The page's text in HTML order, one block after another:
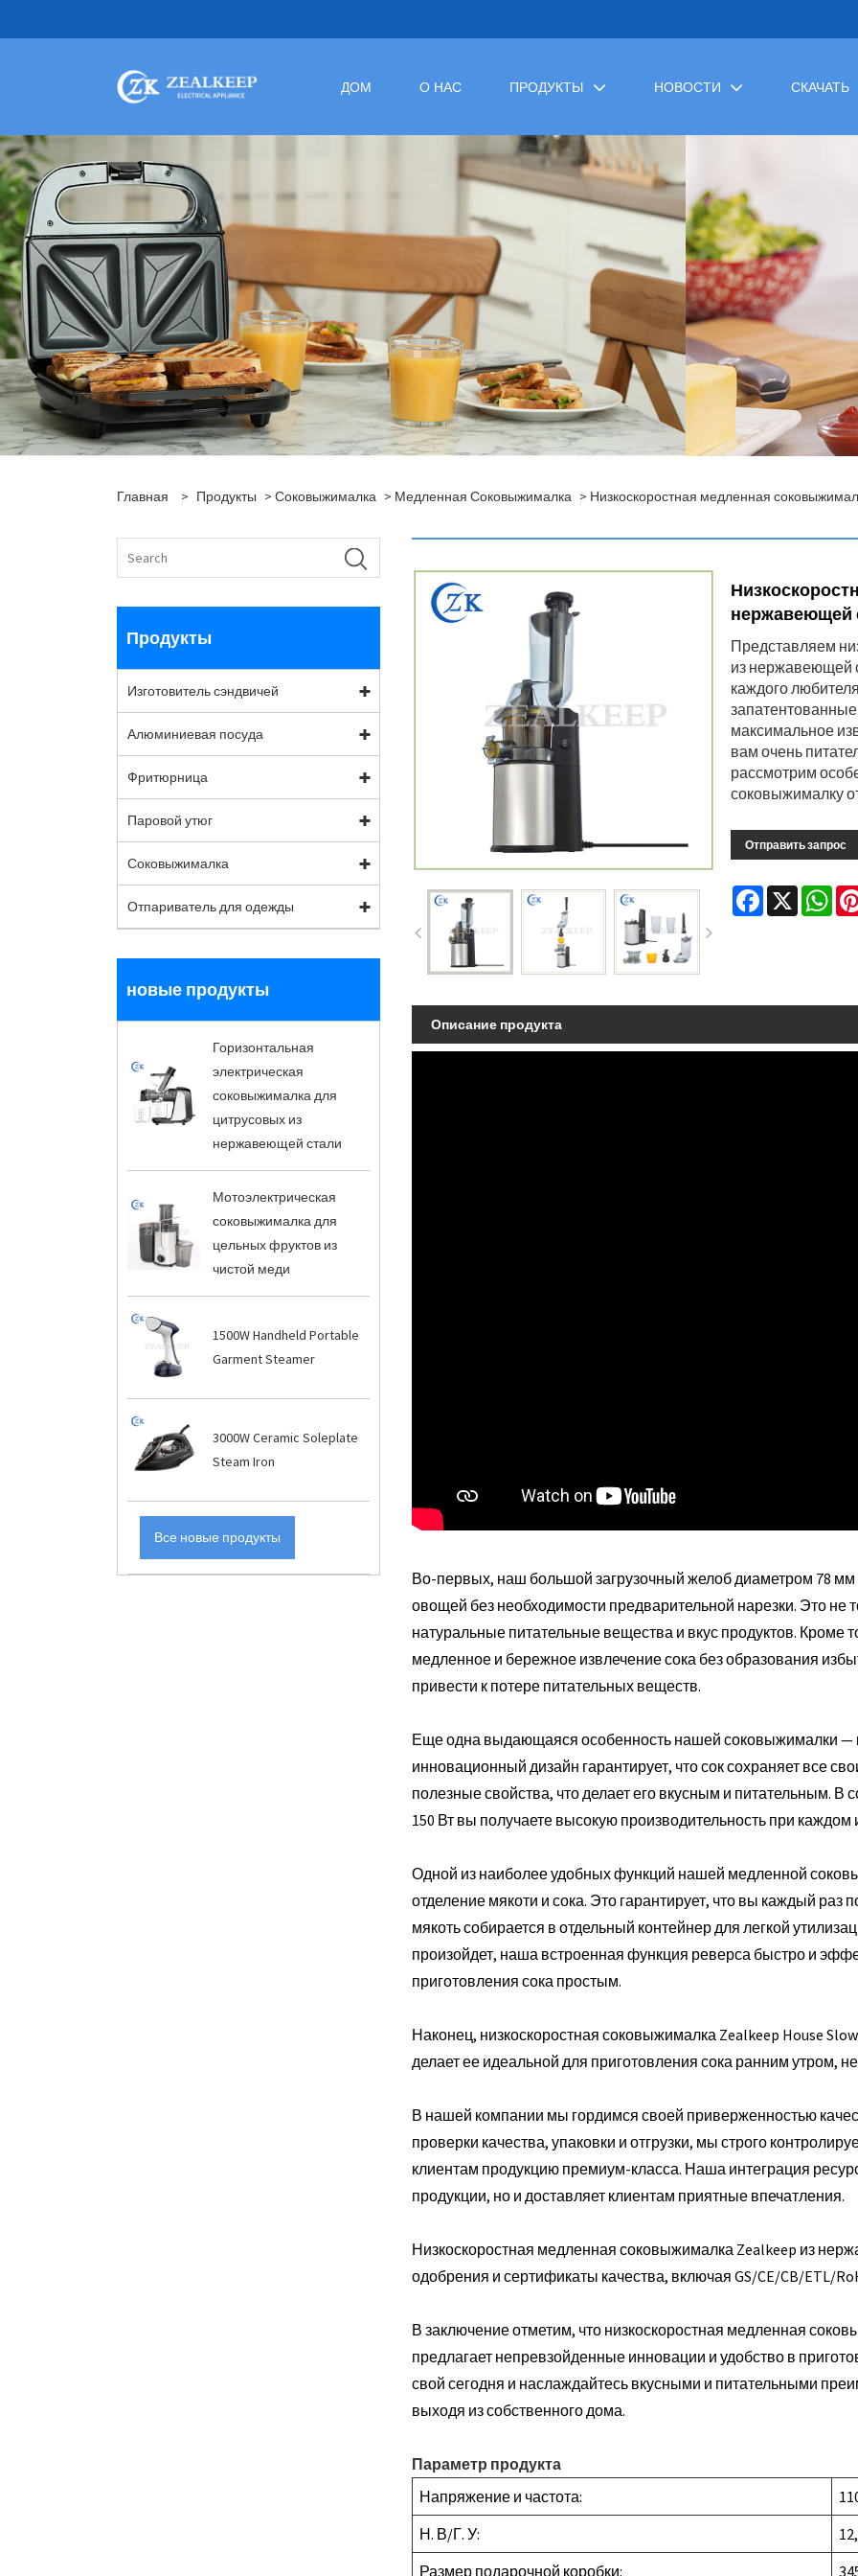
ДОМ О НАС ПРОДУКТЫ НОВОСТИ СКАЧАТЬ
Главная > Продукты > Соковыжималка > Медленная Соковыжималка > Низкоскоростная медленная
Продукты
Изготовитель сэндвичей
Алюминиевая посуда
Фритюрница
Паровой утюг
Соковыжималка
Отпариватель для одежды
новые продукты
Горизонтальная
электрическая
соковыжималка для
цитрусовых из
нержавеющей стали
Мотоэлектрическая
соковыжималка для
цельных фруктов из
чистой меди
1500W Handheld Portable
Garment Steamer
3000W Ceramic Soleplate
Steam Iron
Все новые продукты
нержавеющей
Представляем
из нержавеющей
каждого
максимальное
вам очень
рассмотрим
соковыжималку
Отправить запрос
Facebook
X
Описание продукта
Во-первых, наш большой загрузочный желоб диаметром 78 мм
овощей без необходимости предварительной нарезки. Это не
натуральные питательные вещества и вкус продуктов. Кроме
медленное и бережное извлечение сока без образования
привести к потере питательных веществ.
Еще одна выдающаяся особенность нашей соковыжималки —
инновационный дизайн гарантирует, что сок сохраняет все
полезные свойства, что делает его вкусным и питательным.
150 Вт вы получаете высокую производительность при каждом
Одной из наиболее удобных функций нашей медленной
отделение мякоти и сока. Это гарантирует, что вы каждый раз
мякоть собирается в отдельный контейнер для легкой
произойдет, наша встроенная функция реверса быстро и
приготовления сока простым.
Наконец, низкоскоростная соковыжималка Zealkeep House
делает ее идеальной для приготовления сока ранним утром,
В нашей компании мы гордимся своей приверженностью
проверки качества, упаковки и отгрузки, мы строго
клиентам продукцию премиум-класса. Наша интеграция
продукции, но и доставляет клиентам приятные впечатления.
Низкоскоростная медленная соковыжималка Zealkeep из
одобрения и сертификаты качества, включая GS/CE/CB/ETL/
В заключение отметим, что низкоскоростная медленная
предлагает непревзойденные инновации и удобство в
свой сегодня и наслаждайтесь вкусными и питательными
выходя из собственного дома.
Параметр продукта
Напряжение и частота:
Н. В/Г. У:
Размер подарочной коробки: